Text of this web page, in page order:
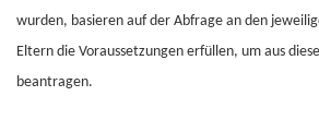
wurden, basieren auf der Abfrage an den
Eltern die Voraussetzungen erfüllen, um aus
beantragen.